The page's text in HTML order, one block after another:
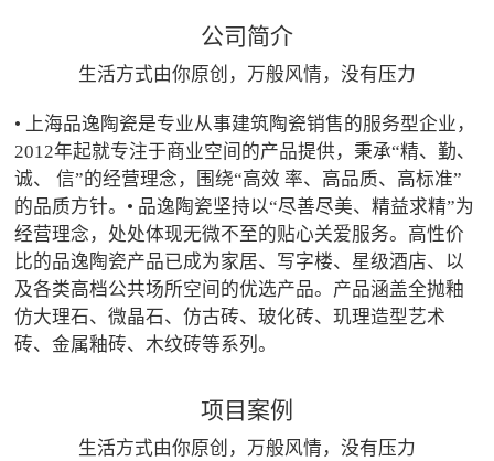
公司简介
生活方式由你原创，万般风情，没有压力
• 上海品逸陶瓷是专业从事建筑陶瓷销售的服务型企业，
2012年起就专注于商业空间的产品提供，秉承“精、勤、
诚、 信”的经营理念，围绕“高效 率、高品质、高标准”
的品质方针。• 品逸陶瓷坚持以“尽善尽美、精益求精”为
经营理念，处处体现无微不至的贴心关爱服务。高性价
比的品逸陶瓷产品已成为家居、写字楼、星级酒店、以
及各类高档公共场所空间的优选产品。产品涵盖全抛釉
仿大理石、微晶石、仿古砖、玻化砖、玑理造型艺术
砖、金属釉砖、木纹砖等系列。
项目案例
生活方式由你原创，万般风情，没有压力